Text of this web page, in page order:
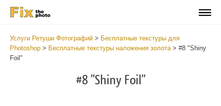
Услуги Ретуши Фотографий > Бесплатные текстуры для
Photoshop > Бесплатные текстуры наложения золота> #8 "Shiny
Foil"
#8 "Shiny Foil"